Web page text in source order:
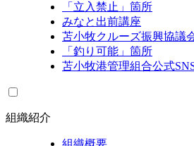
「立入禁止」箇所
みなと出前講座
苫小牧クルーズ振興協議
「釣り可能」箇所
苫小牧港管理組合公式
組織紹介
組織概要